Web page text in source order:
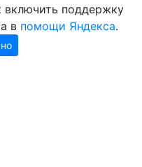
поддержку
в помощи Яндекса.